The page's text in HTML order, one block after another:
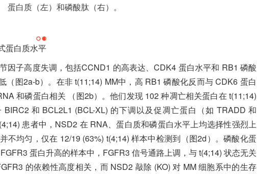
蛋白质（左）和磷酸肽（右）。
蛋白质水平
因子高度失调，包括CCND1 的高表达、CDK4 蛋白水平和 RB1 磷酸
（图2a-b）。在非 t(11;14) MM中，高 RB1 磷酸化反而与 CDK6 蛋白
和磷蛋白相关 （图2b）。他们发现 102 种凋亡相关蛋白在 t(11;14)
和 BCL2L1 (BCL-XL) 的下调以及促凋亡蛋白（如 TRADD 和
患者中，NSD2 在 RNA、蛋白质和磷蛋白水平上均选择性强烈上
不均匀，仅在 12/19 (63%) t(4;14) 样本中检测到（图2d）。磷酸化蛋
蛋白升高的样本中，FGFR3 信号通路上调，与 t(4;14) 状态无关
的依赖性高度相关，而 NSD2 敲除 (KO) 对 MM 细胞系中的生存